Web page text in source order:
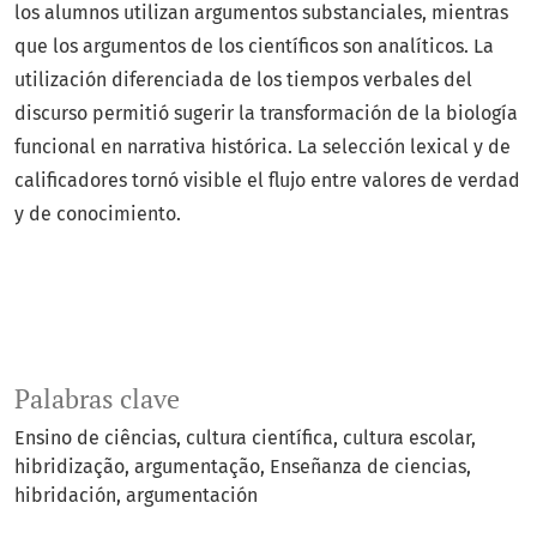
Palabras clave
Ensino de ciências cultura científica cultura escolar
hibridização argumentação Enseñanza de ciencias
hibridación argumentación
los alumnos utilizan argumentos substanciales, mientras
que los argumentos de los científicos son analíticos. La
utilización diferenciada de los tiempos verbales del
discurso permitió sugerir la transformación de la biología
funcional en narrativa histórica. La selección lexical y de
calificadores tornó visible el flujo entre valores de verdad
y de conocimiento.